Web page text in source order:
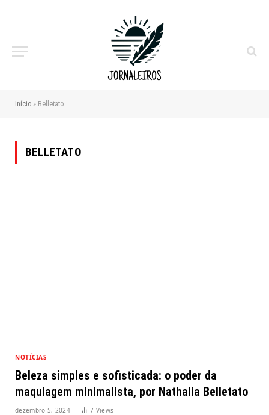
Início » Belletato
BELLETATO
NOTÍCIAS
Beleza simples e sofisticada: o poder da
maquiagem minimalista, por Nathalia Belletato
dezembro 5, 2024 7 Views